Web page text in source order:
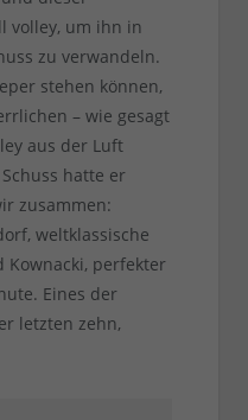
volley, um ihn in
zu verwandeln.
stehen können,
– wie gesagt
aus der Luft
hatte er
zusammen:
weltklassische
Kownacki, perfekter
Eines der
letzten zehn,